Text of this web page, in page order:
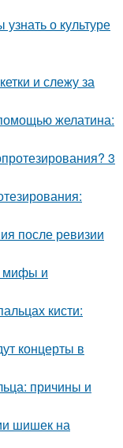
узнать о культуре
и слежу за
желатина:
3
после ревизии
мифы и
кисти:
концерты в
причины и
шишек на